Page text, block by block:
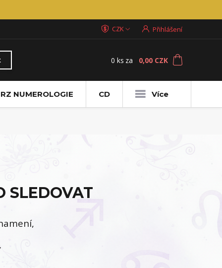
CZK Přihlášení
0 ks za 0,00 CZK
NUMEROLOGIE CD Více
SLEDOVAT